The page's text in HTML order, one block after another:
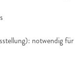
notwendig